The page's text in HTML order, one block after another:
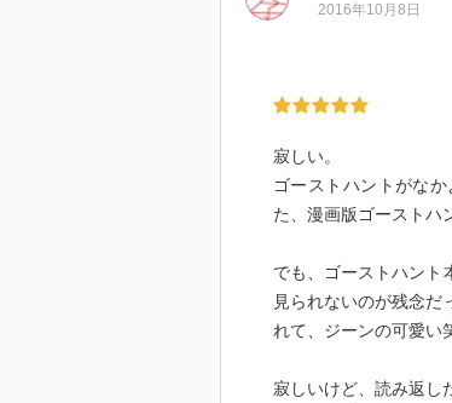
2016年10月8日
寂しい。
ゴーストハントがな
た、漫画版ゴーストハ
でも、ゴーストハント
見られないのが残念だ
れて、ジーンの可愛い
寂しいけど、読み返し